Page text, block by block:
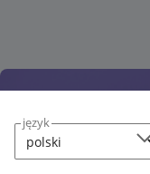
język